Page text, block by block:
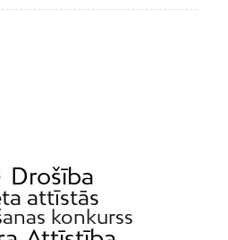
Drošība
attīstās
konkurss